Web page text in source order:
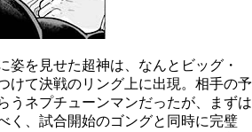
姿を見せた超神は、なんとビッグ・
けて決戦のリング上に出現。相手の予
うネプチューンマンだったが、まずは
く、試合開始のゴングと同時に完璧